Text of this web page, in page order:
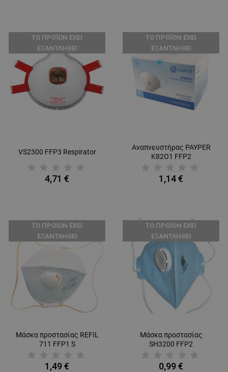
ТΟ ΠΡΟΪΌΝ ΈΧΕΙ
ΕΞΑΝΤΛΗΘΕΊ
VS2300 FFP3 Respirator
4,71 €
ТΟ ΠΡΟΪΌΝ ΈΧΕΙ
ΕΞΑΝΤΛΗΘΕΊ
Αναπνευστήρας PAYPER
K82О1 FFP2
1,14 €
ТΟ ΠΡΟΪΌΝ ΈΧΕΙ
ΕΞΑΝΤΛΗΘΕΊ
Μάσκα προστασίας REFIL
711 FFP1 S
1,49 €
ТΟ ΠΡΟΪΌΝ ΈΧΕΙ
ΕΞΑΝΤΛΗΘΕΊ
Μάσκα προστασίας
SH3200 FFP2
0,99 €
ΛΕΙΤΟΥΡΓΙΚΌΤΗΤΑΣ
ΜΗ ΤΑΞΙΝΟΜΗΜΈΝΑ